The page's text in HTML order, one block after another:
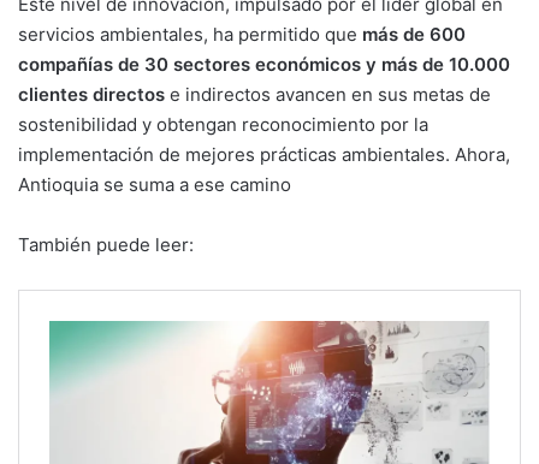
servicios ambientales, ha permitido que más de 600
compañías de 30 sectores económicos y más de 10.000
clientes directos e indirectos avancen en sus metas de
sostenibilidad y obtengan reconocimiento por la
implementación de mejores prácticas ambientales. Ahora,
Antioquia se suma a ese camino
También puede leer: